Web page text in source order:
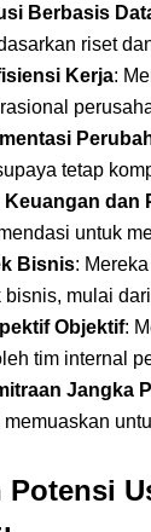
Berbasis
riset
Kerja:
tetap
dan
untuk
Bisnis:
mulai
Objektif:
tim internal
Jangka
Potensi